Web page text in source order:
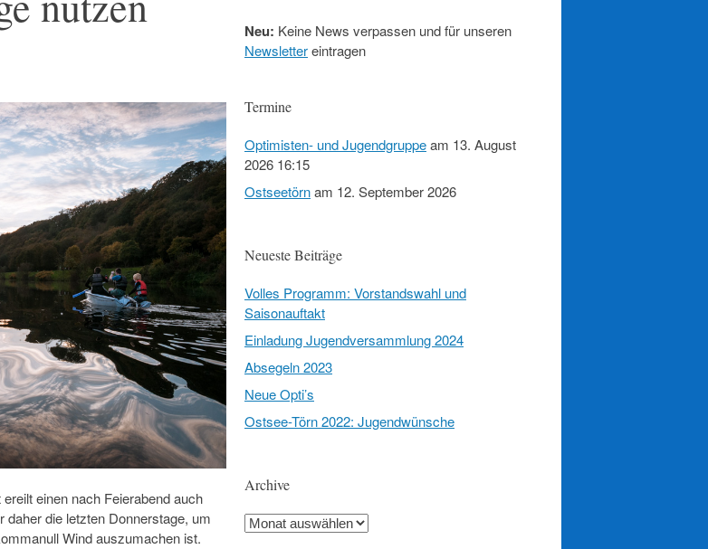
einen nach Feierabend auch
die letzten Donnerstage, um
Wind auszumachen ist.
Neu: Keine News verpassen und für unseren
Newslettereintragen
Termine
Optimisten- und Jugendgruppeam 13. August
2026 16:15
Ostseetörnam 12. September 2026
Neueste Beiträge
Volles Programm: Vorstandswahl und
Saisonauftakt
Einladung Jugendversammlung 2024
Absegeln 2023
Neue Opti’s
Ostsee-Törn 2022: Jugendwünsche
Archive
Archive